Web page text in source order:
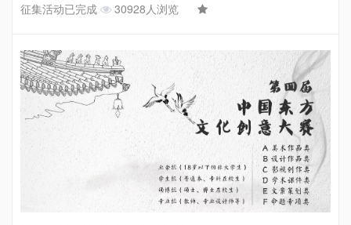
征集活动已完成 30928人浏览